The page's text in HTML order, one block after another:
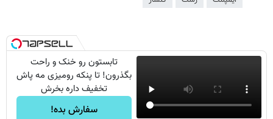
تابستون رو خنک و راحت
بگذرون! تا پنکه رومیزی مه پاش
تخفیف داره بخرش
سفارش بده!